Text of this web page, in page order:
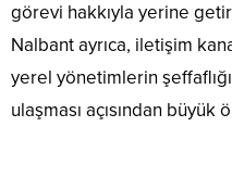
görevi hakkıyla yerine
Nalbant ayrıca, iletişim
yerel yönetimlerin
ulaşması açısından büyük